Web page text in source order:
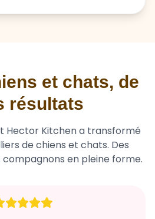
et chats, de
résultats
Hector Kitchen a transformé
de chiens et chats. Des
compagnons en pleine forme.